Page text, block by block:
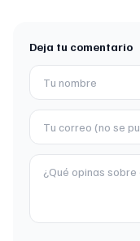
Deja tu comentario